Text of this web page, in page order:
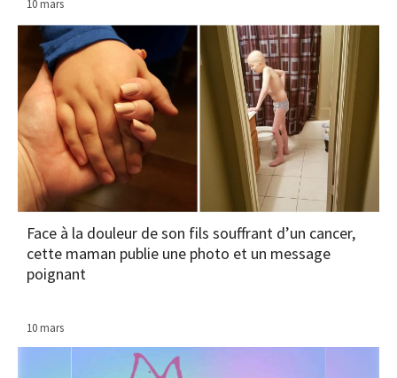
10 mars
Face à la douleur de son fils souffrant d’un cancer,
cette maman publie une photo et un message
poignant
10 mars